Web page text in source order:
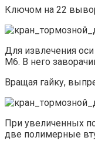
Ключом на 22
Для извлечения
М6. В него
Вращая гайку,
При увеличенных
две полимерные